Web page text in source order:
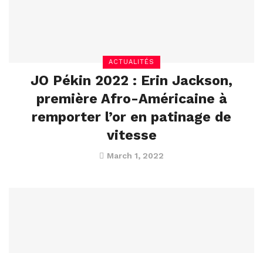
ACTUALITÉS
JO Pékin 2022 : Erin Jackson,
première Afro-Américaine à
remporter l’or en patinage de
vitesse
March 1, 2022